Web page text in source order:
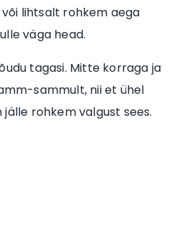
lihtsalt rohkem aega
väga head.
tagasi. Mitte korraga ja
sammult, nii et ühel
rohkem valgust sees.